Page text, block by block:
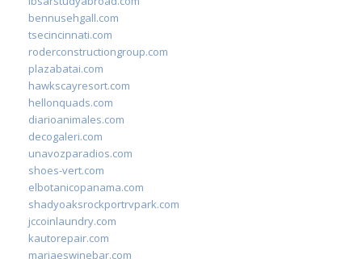
bennusehgall.com
tsecincinnati.com
roderconstructiongroup.com
plazabatai.com
hawkscayresort.com
hellonquads.com
diarioanimales.com
decogaleri.com
unavozparadios.com
shoes-vert.com
elbotanicopanama.com
shadyoaksrockportrvpark.com
jccoinlaundry.com
kautorepair.com
marjaeswinebar.com